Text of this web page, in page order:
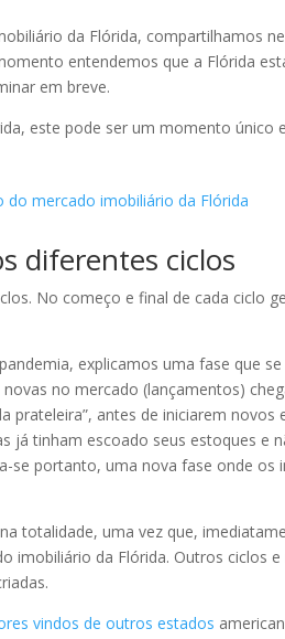
da Flórida, compartilhamos
entendemos que a Flórida
em breve.
este pode ser um momento único
diferentes ciclos
No começo e final de cada ciclo
explicamos uma fase que
no mercado (lançamentos)
prateleira”, antes de iniciarem novos
já tinham escoado seus estoques e
se portanto, uma nova fase onde os
totalidade, uma vez que,
imobiliário da Flórida. Outros ciclos
vindos de outros estados